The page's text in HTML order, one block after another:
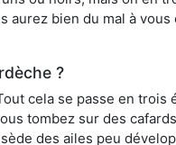
bien du mal à
?
cela se passe en trois
tombez sur des
des ailes peu